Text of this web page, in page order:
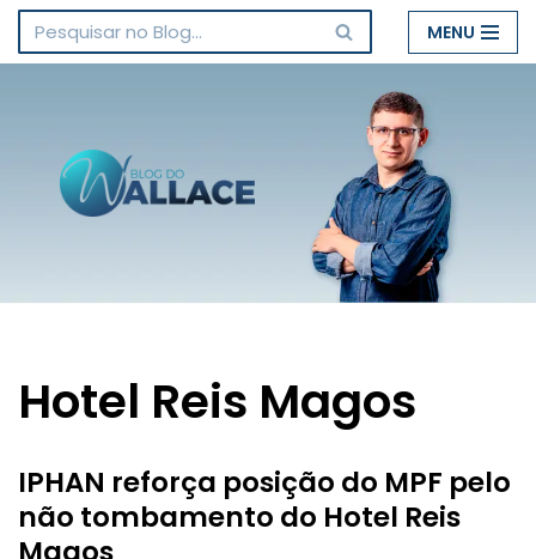
Pular
conteúdo
MENU
Hotel Reis Magos
IPHAN reforça posição do MPF pelo
não tombamento do Hotel Reis